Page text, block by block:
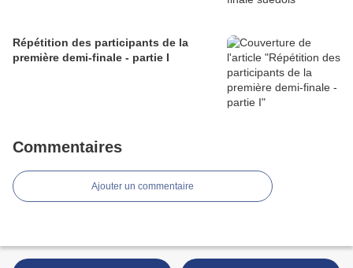
Répétition des participants de la
première demi-finale - partie I
Commentaires
Ajouter un commentaire